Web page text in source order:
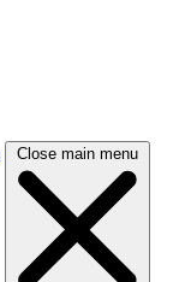
Close main menu